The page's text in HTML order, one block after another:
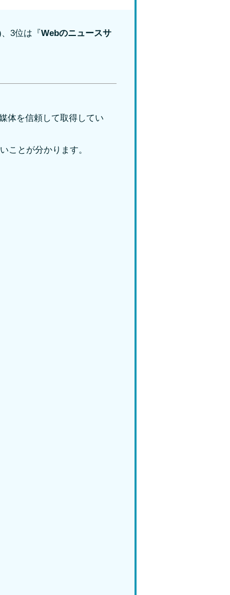
3位は『Webのニュースサ
体を信頼して取得してい
ことが分かります。